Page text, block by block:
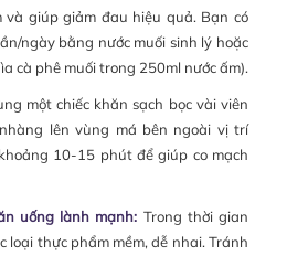
và giúp giảm đau hiệu quả. Bạn có
ngày bằng nước muối sinh lý hoặc
cà phê muối trong 250ml nước ấm).
một chiếc khăn sạch bọc vài viên
lên vùng má bên ngoài vị trí
10-15 phút để giúp co mạch
uống lành mạnh: Trong thời gian
loại thực phẩm mềm, dễ nhai. Tránh